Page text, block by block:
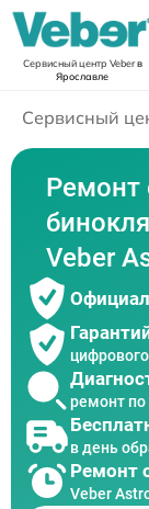
Сервисный центр Veberв
Ярославле
Сервисный
Ремонт
бинокля
Veber
ремонт
в день
Ремонт
Veber